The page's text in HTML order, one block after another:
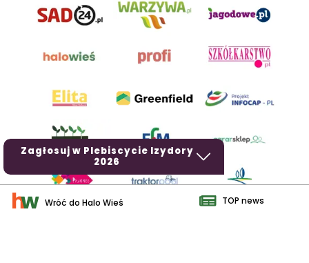
Zagłosuj w Plebiscycie Izydory
2026
Wróć do Halo Wieś TOP news